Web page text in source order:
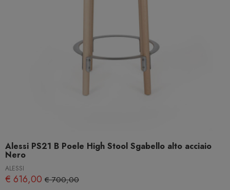
Alessi PS21 B Poele High Stool Sgabello alto acciaio
Nero
ALESSI
€ 616,00 € 700,00